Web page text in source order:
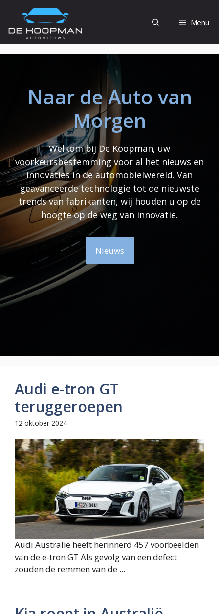
de
inhoud
Menu
Naar de Auto van
Morgen
Welkom bij De Koopman, uw
voorkeursbestemming voor al het nieuws en
innovaties in de automobielwereld. Van
geavanceerde technologie tot de nieuwste
trends van fabrikanten, wij houden u op de
hoogte op de weg van innovatie.
Nieuws
Audi e-tron GT
teruggeroepen
12 oktober 2024
Audi Australië heeft herinnerd 457 voorbeelden
van de e-tron GT Als gevolg van een defect
zouden de remmen van de ...